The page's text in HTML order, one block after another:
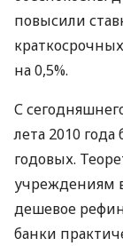
повысили
на 0,5%.
С
лета 2010
годовых.
учреждениям
дешевое
банки